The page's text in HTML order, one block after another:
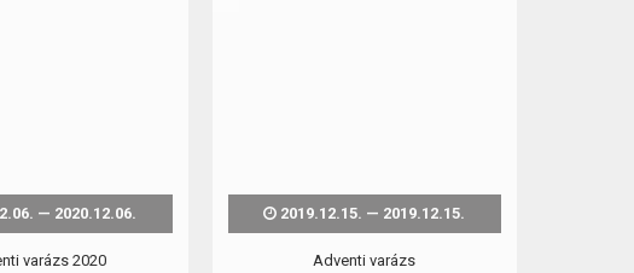
— 2020.12.06.
varázs 2020
2019.12.15. — 2019.12.15.
Adventi varázs